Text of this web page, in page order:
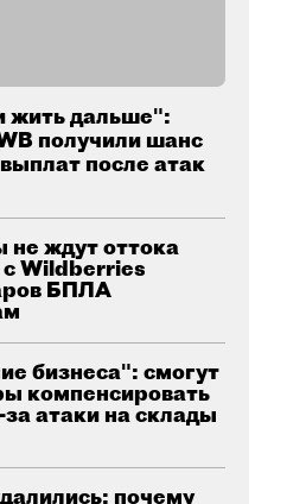
жить дальше":
получили шанс
после атак
не ждут оттока
с Wildberries
БПЛА
бизнеса": смогут
компенсировать
атаки на склады
почему